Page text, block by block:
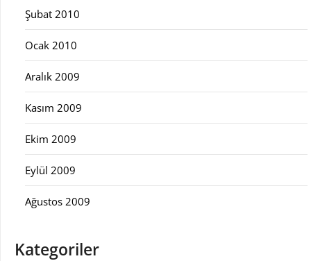
Şubat 2010
Ocak 2010
Aralık 2009
Kasım 2009
Ekim 2009
Eylül 2009
Ağustos 2009
Kategoriler